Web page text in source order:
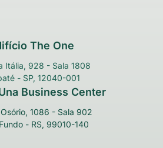
The One
Itália, 928 - Sala 1808
- SP, 12040-001
Business Center
Osório, 1086 - Sala 902
- RS, 99010-140